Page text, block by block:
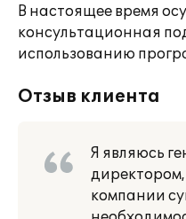
В настоящее время
консультационная
использованию
Отзыв клиента
Я являюсь
директором,
компании